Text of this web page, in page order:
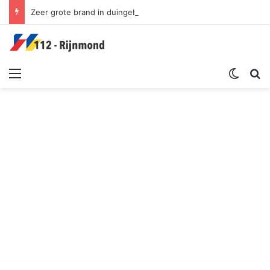
Zeer grote brand in duingebied | Oosterduinpad Ouddorp
Menu Switch